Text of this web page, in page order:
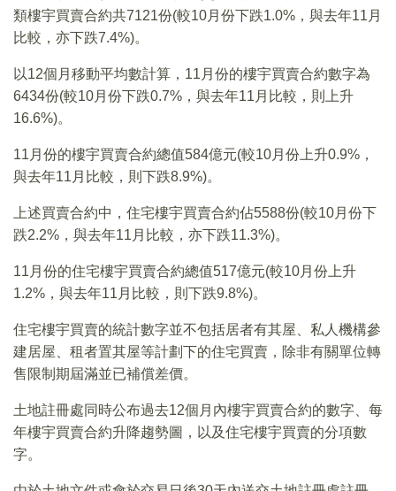
類樓宇買賣合約共7121份(較10月份下跌1.0%，與去年11月
比較，亦下跌7.4%)。
以12個月移動平均數計算，11月份的樓宇買賣合約數字為
6434份(較10月份下跌0.7%，與去年11月比較，則上升
16.6%)。
11月份的樓宇買賣合約總值584億元(較10月份上升0.9%，
與去年11月比較，則下跌8.9%)。
上述買賣合約中，住宅樓宇買賣合約佔5588份(較10月份下
跌2.2%，與去年11月比較，亦下跌11.3%)。
11月份的住宅樓宇買賣合約總值517億元(較10月份上升
1.2%，與去年11月比較，則下跌9.8%)。
住宅樓宇買賣的統計數字並不包括居者有其屋、私人機構參
建居屋、租者置其屋等計劃下的住宅買賣，除非有關單位轉
售限制期屆滿並已補償差價。
土地註冊處同時公布過去12個月內樓宇買賣合約的數字、每
年樓宇買賣合約升降趨勢圖，以及住宅樓宇買賣的分項數
字。